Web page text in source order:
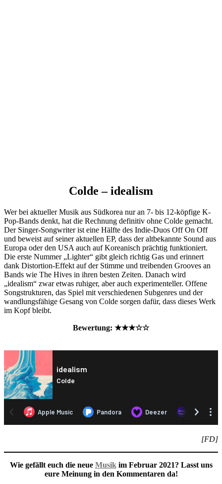
Colde – idealism
Wer bei aktueller Musik aus Südkorea nur an 7- bis 12-köpfige K-
Pop-Bands denkt, hat die Rechnung definitiv ohne Colde gemacht.
Der Singer-Songwriter ist eine Hälfte des Indie-Duos Off On Off
und beweist auf seiner aktuellen EP, dass der altbekannte Sound aus
Europa oder den USA auch auf Koreanisch prächtig funktioniert.
Die erste Nummer „Lighter“ gibt gleich richtig Gas und erinnert
dank Distortion-Effekt auf der Stimme und treibenden Grooves an
Bands wie The Hives in ihren besten Zeiten. Danach wird
„idealism“ zwar etwas ruhiger, aber auch experimenteller. Offene
Songstrukturen, das Spiel mit verschiedenen Subgenres und der
wandlungsfähige Gesang von Colde sorgen dafür, dass dieses Werk
im Kopf bleibt.
Bewertung: ★★★☆☆
[FD]
Wie gefällt euch die neue Musik im Februar 2021? Lasst uns
eure Meinung in den Kommentaren da!